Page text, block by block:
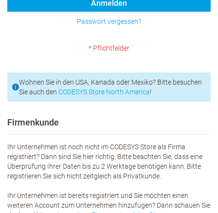
Anmelden
Passwort vergessen?
Wohnen Sie in den USA, Kanada oder Mexiko? Bitte besuchen
Sie auch den CODESYS Store North America!
Firmenkunde
Ihr Unternehmen ist noch nicht im CODESYS Store als Firma
registriert? Dann sind Sie hier richtig. Bitte beachten Sie, dass eine
Überprüfung Ihrer Daten bis zu 2 Werktage benötigen kann. Bitte
registrieren Sie sich nicht zeitgleich als Privatkunde.
Ihr Unternehmen ist bereits registriert und Sie möchten einen
weiteren Account zum Unternehmen hinzufügen? Dann schauen Sie